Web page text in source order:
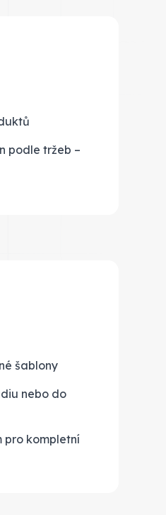
podle tržeb –
šablony
nebo do
pro kompletní